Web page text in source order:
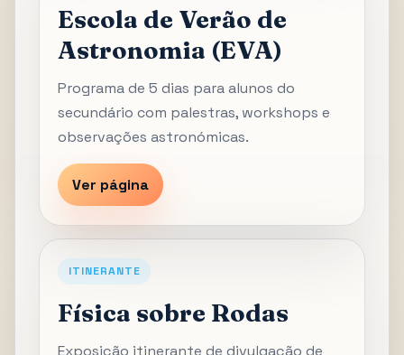
Escola de Verão de
Astronomia (EVA)
Programa de 5 dias para alunos do
secundário com palestras, workshops e
observações astronómicas.
Ver página
ITINERANTE
Física sobre Rodas